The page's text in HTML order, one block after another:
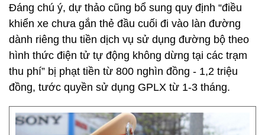
Đáng chú ý, dự thảo cũng bổ sung quy định “điều
khiển xe chưa gắn thẻ đầu cuối đi vào làn đường
dành riêng thu tiền dịch vụ sử dụng đường bộ theo
hình thức điện tử tự động không dừng tại các trạm
thu phí” bị phạt tiền từ 800 nghìn đồng - 1,2 triệu
đồng, tước quyền sử dụng GPLX từ 1-3 tháng.